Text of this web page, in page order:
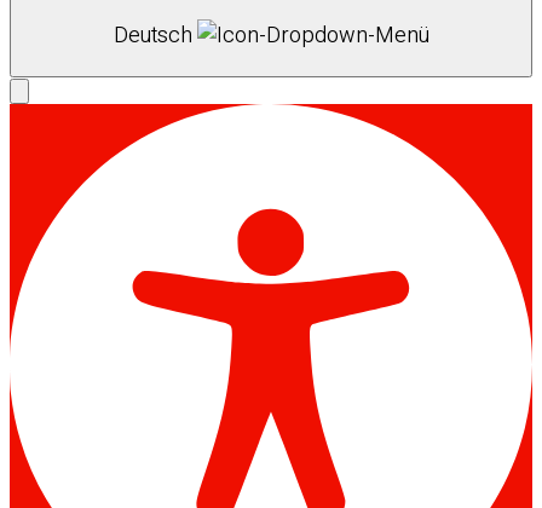
Deutsch